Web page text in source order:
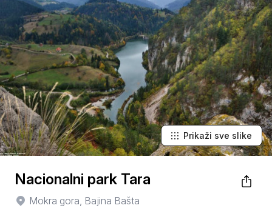
Prikaži sve slike
Nacionalni park Tara
Mokra gora, Bajina Bašta